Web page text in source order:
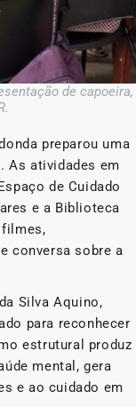
de capoeira,
preparou uma
As atividades em
de Cuidado
e a Biblioteca
filmes,
conversa sobre a
Silva Aquino,
para reconhecer
estrutural produz
mental, gera
e ao cuidado em